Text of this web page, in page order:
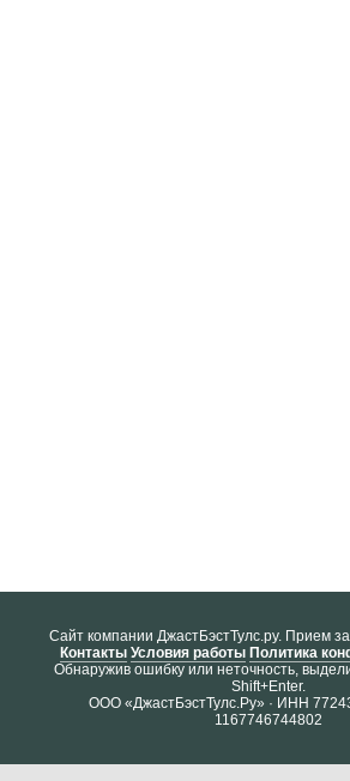
Cайт компании ДжастБэстТулс.ру. Прием
Контакты Условия работы Политика
Обнаружив ошибку или неточность,
Shift+Enter.
ООО «ДжастБэстТулс.Ру» · ИНН
1167746744802